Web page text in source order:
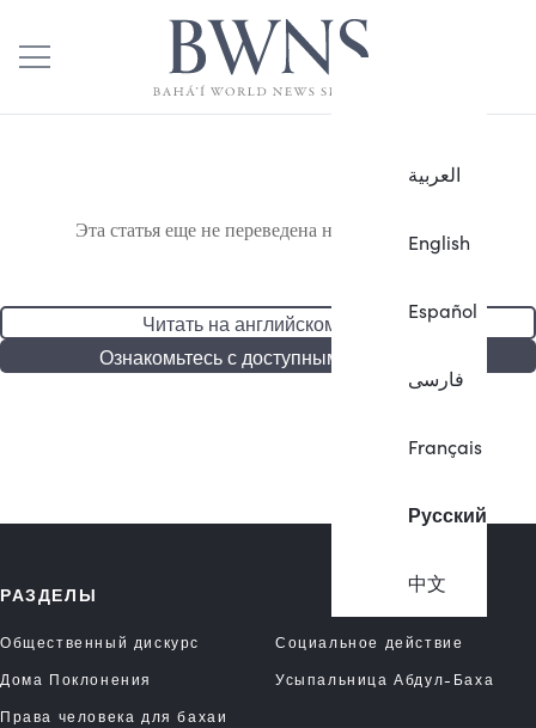
العربية
English
Español
فارسی
Français
Русский
中文
Эта статья еще не переведена на русский язык.
Читать на английском языке
Ознакомьтесь с доступными статьями
РАЗДЕЛЫ
Общественный дискурс
Социальное действие
Дома Поклонения
Усыпальница Абдул-Баха
Права человека для бахаи